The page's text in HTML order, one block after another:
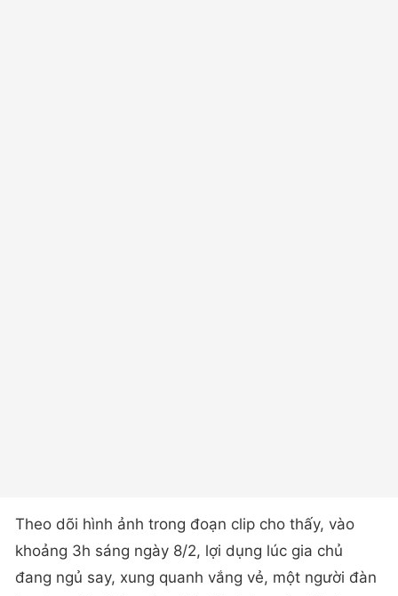
Theo dõi hình ảnh trong đoạn clip cho thấy, vào
khoảng 3h sáng ngày 8/2, lợi dụng lúc gia chủ
đang ngủ say, xung quanh vắng vẻ, một người đàn